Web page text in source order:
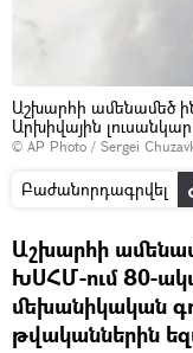
Աշխարհի ամենամեծ
Արխիվային լուսանկար
© AP Photo / Sergei
Բաժանորդագրվել
Աշխարհի
ԽՍՀՄ-ում 80-
մեխանիկական
թվականներին